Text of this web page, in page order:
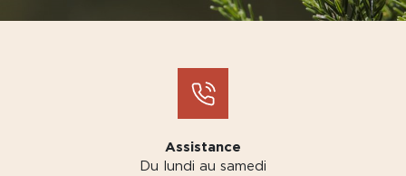
Assistance
Du lundi au samedi